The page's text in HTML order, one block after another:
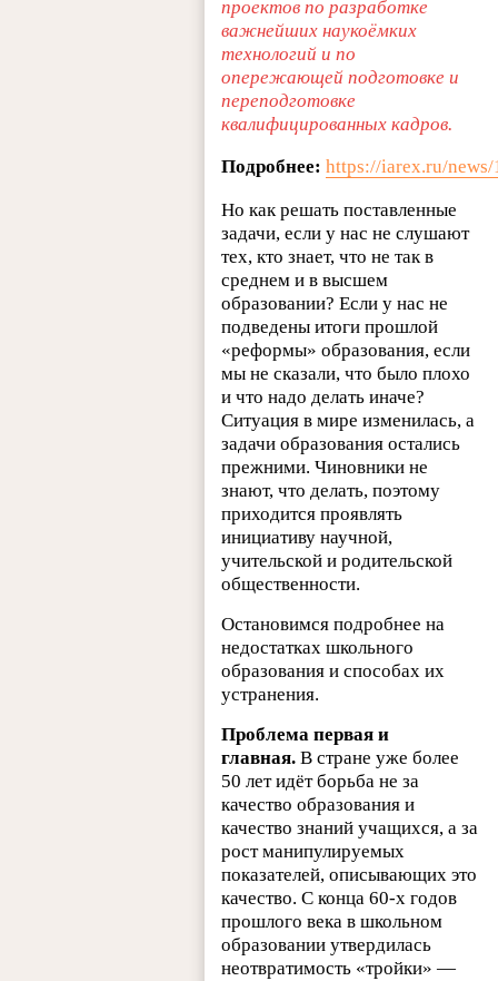
проектов по разработке
важнейших наукоёмких
технологий и по
опережающей подготовке и
переподготовке
квалифицированных кадров.
Подробнее: https://iarex.ru/
Но как решать поставленные
задачи, если у нас не слушают
тех, кто знает, что не так в
среднем и в высшем
образовании? Если у нас не
подведены итоги прошлой
«реформы» образования, если
мы не сказали, что было плохо
и что надо делать иначе?
Ситуация в мире изменилась, а
задачи образования остались
прежними. Чиновники не
знают, что делать, поэтому
приходится проявлять
инициативу научной,
учительской и родительской
общественности.
Остановимся подробнее на
недостатках школьного
образования и способах их
устранения.
Проблема первая и
главная. В стране уже более
50 лет идёт борьба не за
качество образования и
качество знаний учащихся, а за
рост манипулируемых
показателей, описывающих это
качество. С конца 60-х годов
прошлого века в школьном
образовании утвердилась
неотвратимость «тройки» —